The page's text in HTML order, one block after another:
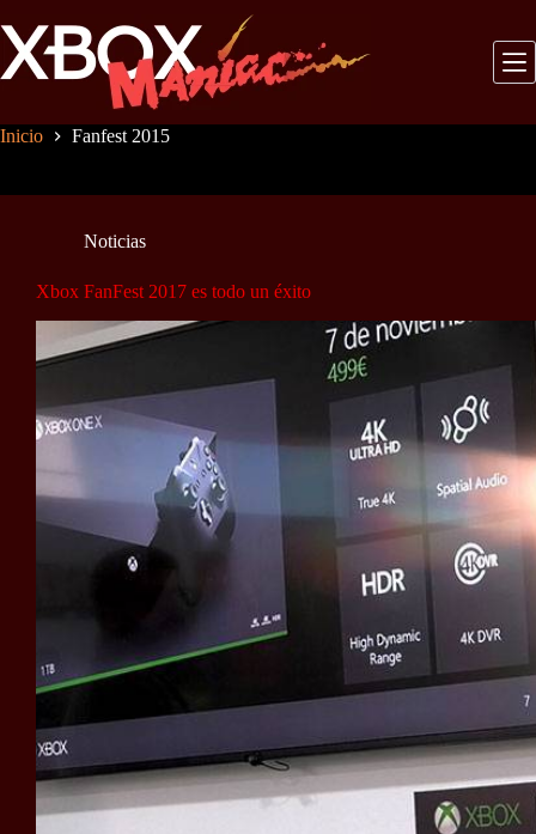
al
contenido
Inicio Fanfest 2015
Noticias
Xbox FanFest 2017 es todo un éxito